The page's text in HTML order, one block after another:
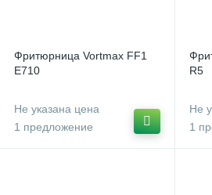
Фритюрница Vortmax FF1
E710
Не указана цена
1 предложение
R5
Не
1